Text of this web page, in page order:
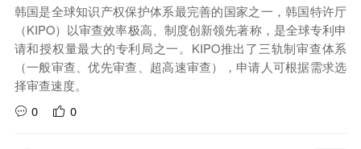
韩国是全球知识产权保护体系最完善的国家之一，韩国特许厅
（KIPO）以审查效率极高、制度创新领先著称，是全球专利申
请和授权量最大的专利局之一。KIPO推出了三轨制审查体系
（一般审查、优先审查、超高速审查），申请人可根据需求选
择审查速度。
0
0